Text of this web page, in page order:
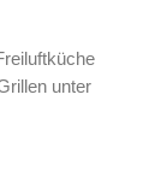
unter